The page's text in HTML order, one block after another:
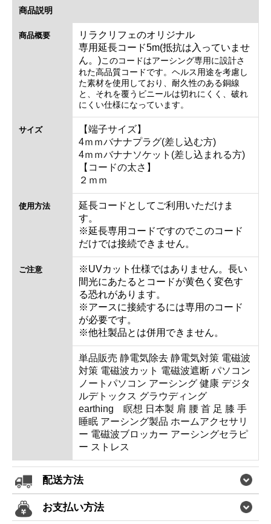
商品説明
商品概要
リラクリフェのオリジナル
専用延長コード5m(抵抗は入っていませ
ん。)このコードはアーシング専用に設計さ
れた高品質コードです。ヘルス用途を考慮し
た素材を使用しており、耐久性のある銅線
と、それを覆うビニールは切れにくく、破れ
にくい仕様になっています。
サイズ
【端子サイズ】
4ｍｍバナナプラグ(差し込む方)
4ｍｍバナナソケット(差し込まれる方)
【コードの太さ】
２ｍｍ
使用方法
延長コードとしてご利用いただけま
す。
※延長専用コードですのでこのコード
だけでは接続できません。
ご注意
※UVカット仕様ではありません。長い
間光にあたるとコードが黄色く変色す
る恐れがあります。
※アースに接続するには専用のコード
が必要です。
※他社製品とは併用できません。
単品販売 静電気除去 静電気対策 電磁波
対策 電磁波カット 電磁波遮断 パソコン
ノートパソコン アーシング 健康 デジタ
ルデトックス グラウディング
earthing 瞑想 日本製 肩 腰 首 足 膝 手
睡眠 アーシング製品 ホームアクセサリ
ー 電磁波ブロッカー アーシングセラピ
ー ストレス
配送方法
お支払い方法